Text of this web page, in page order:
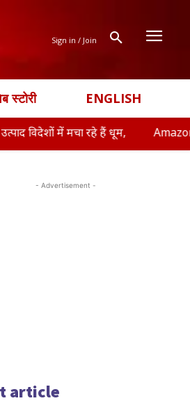
Sign in / Join
स्टोरी ENGLISH
रहे हैं धूम, Amazon-Flipkart
- Advertisement -
article